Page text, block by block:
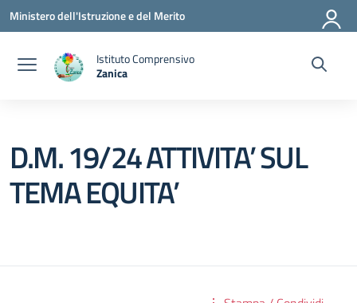
Vai ai contenuti
Vai al menu di navigazione
Vai al footer
Ministero dell'Istruzione e del Merito
Istituto Comprensivo
Zanica
D.M. 19/24 ATTIVITA’ SUL
TEMA EQUITA’